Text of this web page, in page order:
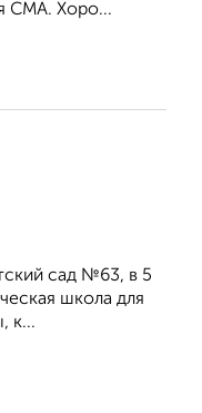
СМА. Хоро...
cад №63, в 5
школа для
к...